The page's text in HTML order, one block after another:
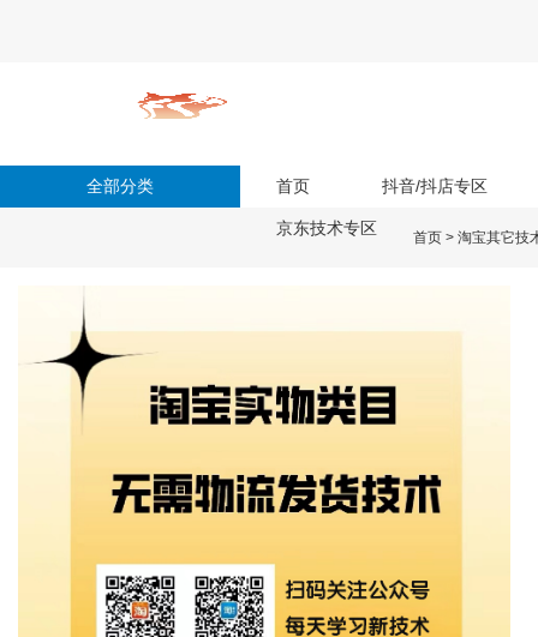
全部分类 首页 抖音/抖店专区
京东技术专区 首页 > 淘宝其它技